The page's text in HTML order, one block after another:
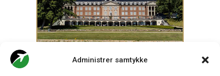
Administrer samtykke